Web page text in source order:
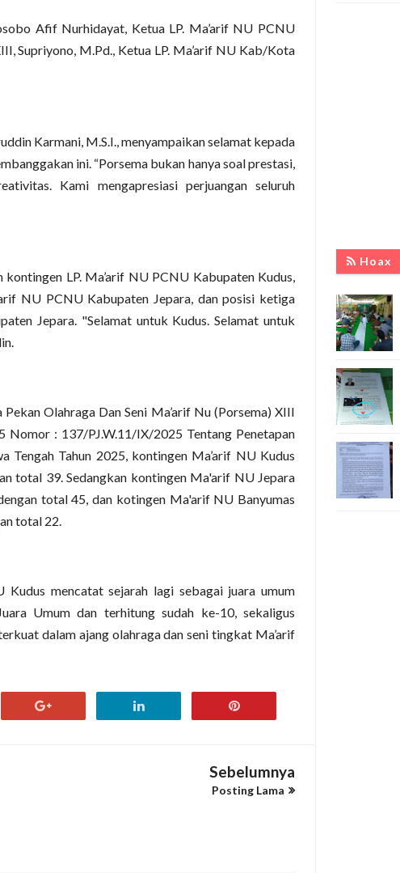
Afif Nurhidayat, Ketua LP. Ma’arif NU PCNU
Supriyono, M.Pd., Ketua LP. Ma’arif NU Kab/Kota
Karmani, M.S.I., menyampaikan selamat kepada
ini. “Porsema bukan hanya soal prestasi,
Kami mengapresiasi perjuangan seluruh
LP. Ma’arif NU PCNU Kabupaten Kudus,
NU PCNU Kabupaten Jepara, dan posisi ketiga
Jepara. "Selamat untuk Kudus. Selamat untuk
Olahraga Dan Seni Ma’arif Nu (Porsema) XIII
Nomor : 137/PJ.W.11/IX/2025 Tentang Penetapan
Tengah Tahun 2025, kontingen Ma’arif NU Kudus
total 39. Sedangkan kontingen Ma'arif NU Jepara
total 45, dan kotingen Ma'arif NU Banyumas
total 22.
Kudus mencatat sejarah lagi sebagai juara umum
Umum dan terhitung sudah ke-10, sekaligus
dalam ajang olahraga dan seni tingkat Ma’arif
Sebelumnya
Posting Lama
Hoax